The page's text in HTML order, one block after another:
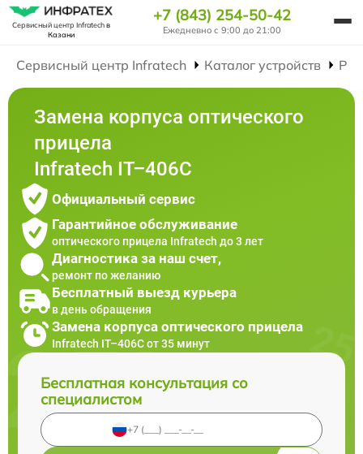
Сервисный центр Infratechв
Казани
+7 (843) 254-50-42
Ежедневно с 9:00 до 21:00
Сервисный центр Infratech Каталог устройств
Замена корпуса оптического
прицела
Infratech IT–406С
Официальный сервис
Гарантийное обслуживание
оптического прицела Infratech до 3 лет
Диагностика за наш счет,
ремонт по желанию
Бесплатный выезд курьера
в день обращения
Замена корпуса оптического прицела
Infratech IT–406С от 35 минут
Бесплатная консультация со
специалистом